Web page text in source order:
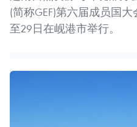
(简称GEF)第六届成员国
至29日在岘港市举行。